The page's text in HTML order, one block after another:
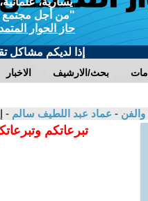
"من أجل مجتمع
حاز الحوار
إذا لديكم مشاكل
الاخبار بحث/الارشيف
والفن - عماد عبد اللطيف سالم -
تبرعاتكم